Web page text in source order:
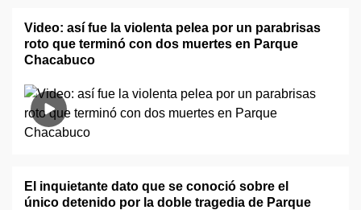
Video: así fue la violenta pelea por un parabrisas
roto que terminó con dos muertes en Parque
Chacabuco
El inquietante dato que se conoció sobre el
único detenido por la doble tragedia de Parque